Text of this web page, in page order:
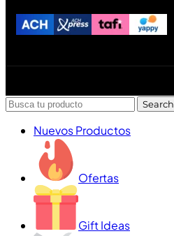
Search
Nuevos Productos
Ofertas
Gift Ideas